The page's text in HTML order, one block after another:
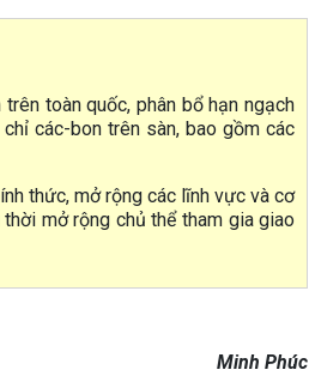
toàn quốc, phân bổ hạn ngạch
các-bon trên sàn, bao gồm các
thức, mở rộng các lĩnh vực và cơ
mở rộng chủ thể tham gia giao
Minh Phúc